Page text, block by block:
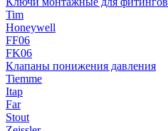
Tim
Honeywell
FF06
FK06
Клапаны понижения давления
Tiemme
Itap
Far
Stout